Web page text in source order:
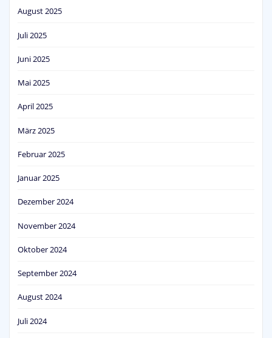
August 2025
Juli 2025
Juni 2025
Mai 2025
April 2025
März 2025
Februar 2025
Januar 2025
Dezember 2024
November 2024
Oktober 2024
September 2024
August 2024
Juli 2024